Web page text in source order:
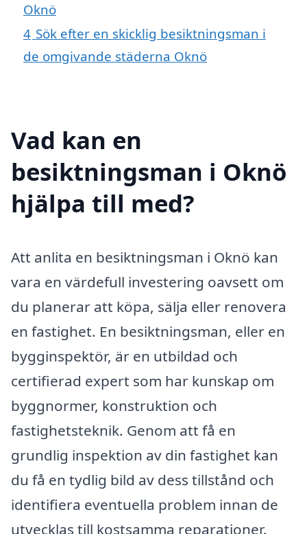
Oknö
4 Sök efter en skicklig besiktningsman i
de omgivande städerna Oknö
Vad kan en
besiktningsman i Oknö
hjälpa till med?
Att anlita en besiktningsman i Oknö kan
vara en värdefull investering oavsett om
du planerar att köpa, sälja eller renovera
en fastighet. En besiktningsman, eller en
bygginspektör, är en utbildad och
certifierad expert som har kunskap om
byggnormer, konstruktion och
fastighetsteknik. Genom att få en
grundlig inspektion av din fastighet kan
du få en tydlig bild av dess tillstånd och
identifiera eventuella problem innan de
utvecklas till kostsamma reparationer.